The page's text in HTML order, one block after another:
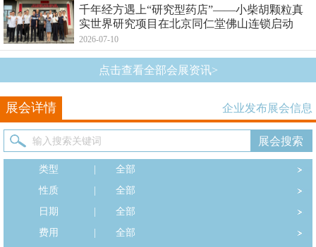
千年经方遇上“研究型药店”——小柴胡颗粒真
实世界研究项目在北京同仁堂佛山连锁启动
2026-07-10
点击查看全部会展资讯>
展会详情 企业发布展会信息
类型
全部
性质
全部
日期
全部
费用
全部